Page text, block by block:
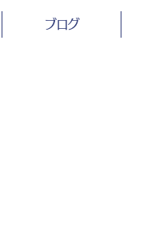
ブログ